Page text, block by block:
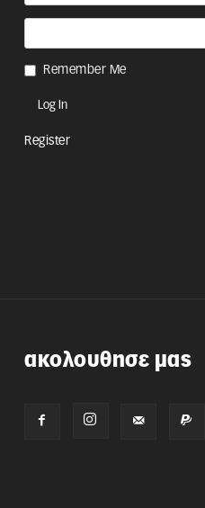
Remember Me
Register
ακολουθησε μας